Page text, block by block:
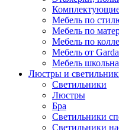
Мебель по
Мебель по
Мебель по
Мебель от
Мебель
Люстры и
Светильники
Люстры
Бра
Светильники
Светильники